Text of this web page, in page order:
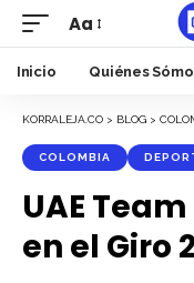
Font
Resizer
Aa
Inicio Quiénes
KORRALEJA.CO > BLOG >
COLOMBIA
UAE
en el Giro